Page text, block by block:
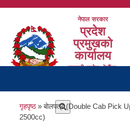
content
नेपाल सरकार
प्रदेश
प्रमुखको
कार्यालय
बागमती प्रदेश, हेटौंडा,
navigation
Breadcrumb
गृहपृष्ठ
बाेलपत्र (Double Cab Pick
2500cc)